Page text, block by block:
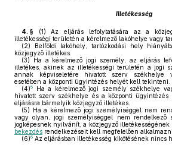
Illetékesség
4. § (1) Az eljárás lefolytatására az a
illetékességi területén a kérelmező lakóhelye vagy
(2) Belföldi lakóhely, tartózkodási hely
közjegyző illetékes.
(3) Ha a kérelmező jogi személy, az eljárás
illetékes, akinek az illetékességi területén a jogi
annak képviseletére hivatott szerv székhelye
esetében a központi ügyintézés helyét kell tekinteni.
(4)5
Ha a kérelmező jogi személy székhelye
hivatott szerv székhelye és a központi
eljárásra bármelyik közjegyző illetékes.
(5) Ha a kérelmező jogi személyiséggel nem
vagy olyan, jogi személyiséggel nem rendelkező
jogképesnek nyilvánít, a közjegyző illetékességének
bekezdés rendelkezéseit kell megfelelően alkalmazni.
(6)6 Az eljárásban illetékesség kikötésének nincs